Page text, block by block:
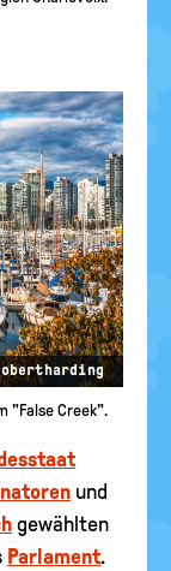
"False Creek".
und
gewählten
Parlament.